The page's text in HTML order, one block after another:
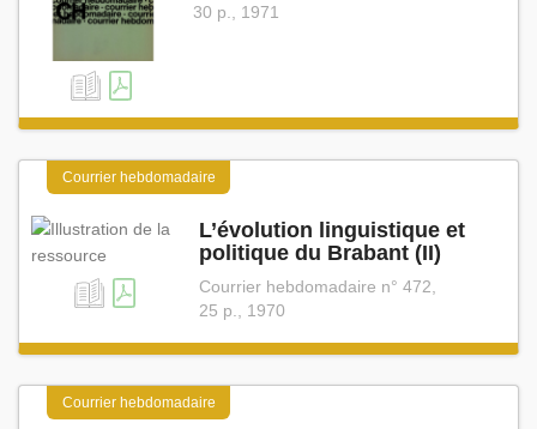
30 p., 1971
Courrier hebdomadaire
L’évolution linguistique et
politique du Brabant (II)
Courrier hebdomadaire n° 472,
25 p., 1970
Courrier hebdomadaire